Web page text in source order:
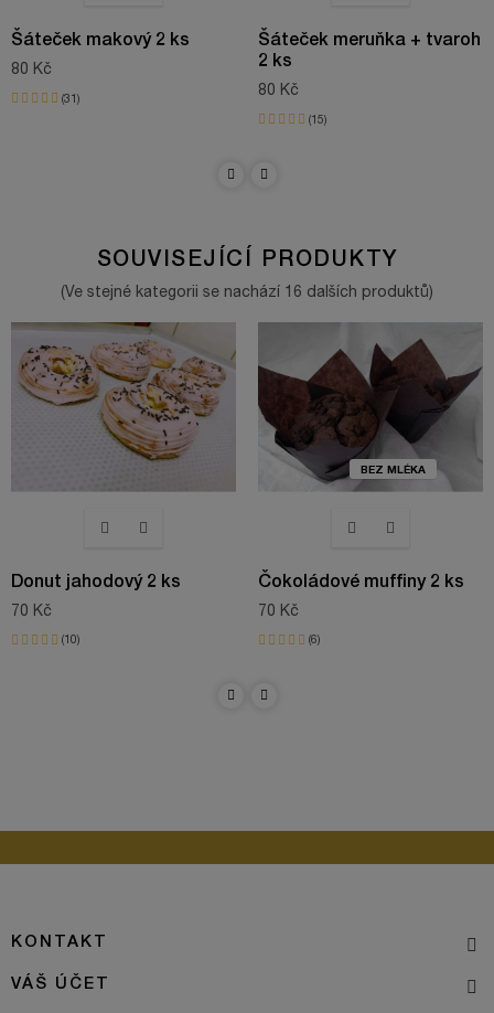
Šáteček makový 2 ks
80 Kč
31
Šáteček meruňka + tvaroh
2 ks
80 Kč
15
SOUVISEJÍCÍ PRODUKTY
(Ve stejné kategorii se nachází 16 dalších produktů)
Donut jahodový 2 ks
70 Kč
10
BEZ MLÉKA
Čokoládové muffiny 2 ks
70 Kč
6
KONTAKT
VÁŠ ÚČET